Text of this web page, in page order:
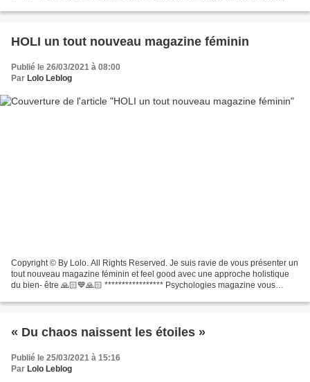
HOLI un tout nouveau magazine féminin
Publié le 26/03/2021 à 08:00
Par Lolo Leblog
Copyright © By Lolo. All Rights Reserved. Je suis ravie de vous présenter un
tout nouveau magazine féminin et feel good avec une approche holistique
du bien- être 🙏🏻💙🙏🏻 ***************** Psychologies magazine vous
« Du chaos naissent les étoiles »
Publié le 25/03/2021 à 15:16
Par Lolo Leblog